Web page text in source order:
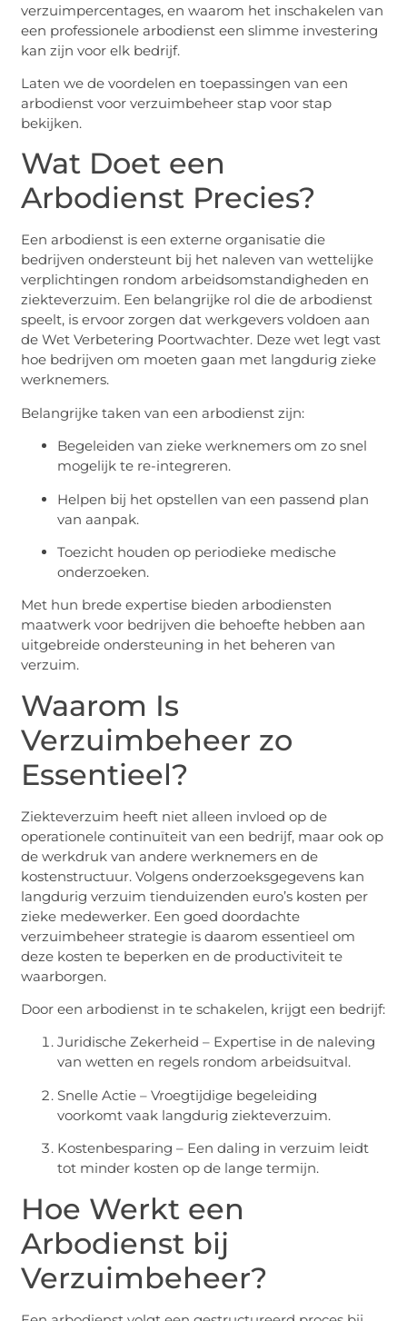
verzuimpercentages, en waarom het inschakelen van
een professionele arbodienst een slimme investering
kan zijn voor elk bedrijf.
Laten we de voordelen en toepassingen van een
arbodienst voor verzuimbeheer stap voor stap
bekijken.
Wat Doet een
Arbodienst Precies?
Een arbodienst is een externe organisatie die
bedrijven ondersteunt bij het naleven van wettelijke
verplichtingen rondom arbeidsomstandigheden en
ziekteverzuim. Een belangrijke rol die de arbodienst
speelt, is ervoor zorgen dat werkgevers voldoen aan
de Wet Verbetering Poortwachter. Deze wet legt vast
hoe bedrijven om moeten gaan met langdurig zieke
werknemers.
Belangrijke taken van een arbodienst zijn:
Begeleiden van zieke werknemers om zo snel
mogelijk te re-integreren.
Helpen bij het opstellen van een passend plan
van aanpak.
Toezicht houden op periodieke medische
onderzoeken.
Met hun brede expertise bieden arbodiensten
maatwerk voor bedrijven die behoefte hebben aan
uitgebreide ondersteuning in het beheren van
verzuim.
Waarom Is
Verzuimbeheer zo
Essentieel?
Ziekteverzuim heeft niet alleen invloed op de
operationele continuïteit van een bedrijf, maar ook op
de werkdruk van andere werknemers en de
kostenstructuur. Volgens onderzoeksgegevens kan
langdurig verzuim tienduizenden euro’s kosten per
zieke medewerker. Een goed doordachte
verzuimbeheer strategie is daarom essentieel om
deze kosten te beperken en de productiviteit te
waarborgen.
Door een arbodienst in te schakelen, krijgt een bedrijf:
Juridische Zekerheid – Expertise in de naleving
van wetten en regels rondom arbeidsuitval.
Snelle Actie – Vroegtijdige begeleiding
voorkomt vaak langdurig ziekteverzuim.
Kostenbesparing – Een daling in verzuim leidt
tot minder kosten op de lange termijn.
Hoe Werkt een
Arbodienst bij
Verzuimbeheer?